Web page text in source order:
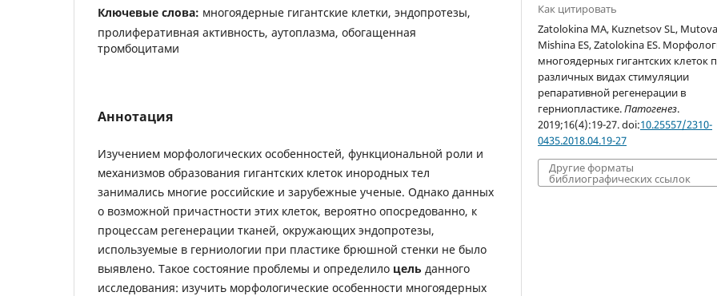
Ключевые слова: многоядерные гигантские клетки, эндопротезы,
пролиферативная активность, аутоплазма, обогащенная
тромбоцитами
Аннотация
Изучением морфологических особенностей, функциональной роли и
механизмов образования гигантских клеток инородных тел
занимались многие российские и зарубежные ученые. Однако данных
о возможной причастности этих клеток, вероятно опосредованно, к
процессам регенерации тканей, окружающих эндопротезы,
используемые в герниологии при пластике брюшной стенки не было
выявлено. Такое состояние проблемы и определило цель данного
исследования: изучить морфологические особенности многоядерных
Как цитировать
Zatolokina MA, Kuznetsov SL,
Mishina ES, Zatolokina ES.
многоядерных гигантских клеток
различных видах стимуляции
репаративной регенерации в
герниопластике.Патогенез.
2019;16(4):19-27. doi:10.25557/2310-
0435.2018.04.19-27
Другие форматы
библиографических ссылок